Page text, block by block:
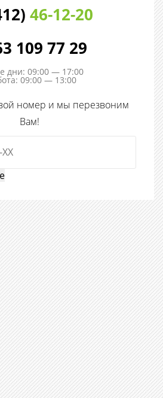
46-12-20
109 77 29
дни: 09:00 — 17:00
09:00 — 13:00
номер и мы перезвоним
Вам!